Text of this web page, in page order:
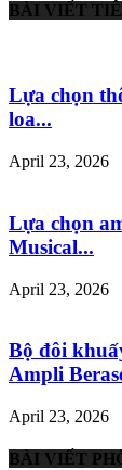
BÀI VIẾT
Lựa chọn
loa...
April 23, 2026
Lựa chọn
Musical...
April 23, 2026
Bộ đôi
Ampli
April 23, 2026
BÀI VIẾT